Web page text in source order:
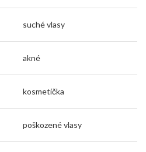
suché vlasy
akné
kosmetička
poškozené vlasy